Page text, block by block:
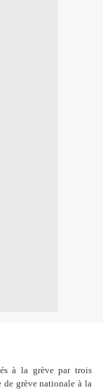
à la grève par trois
de grève nationale à la